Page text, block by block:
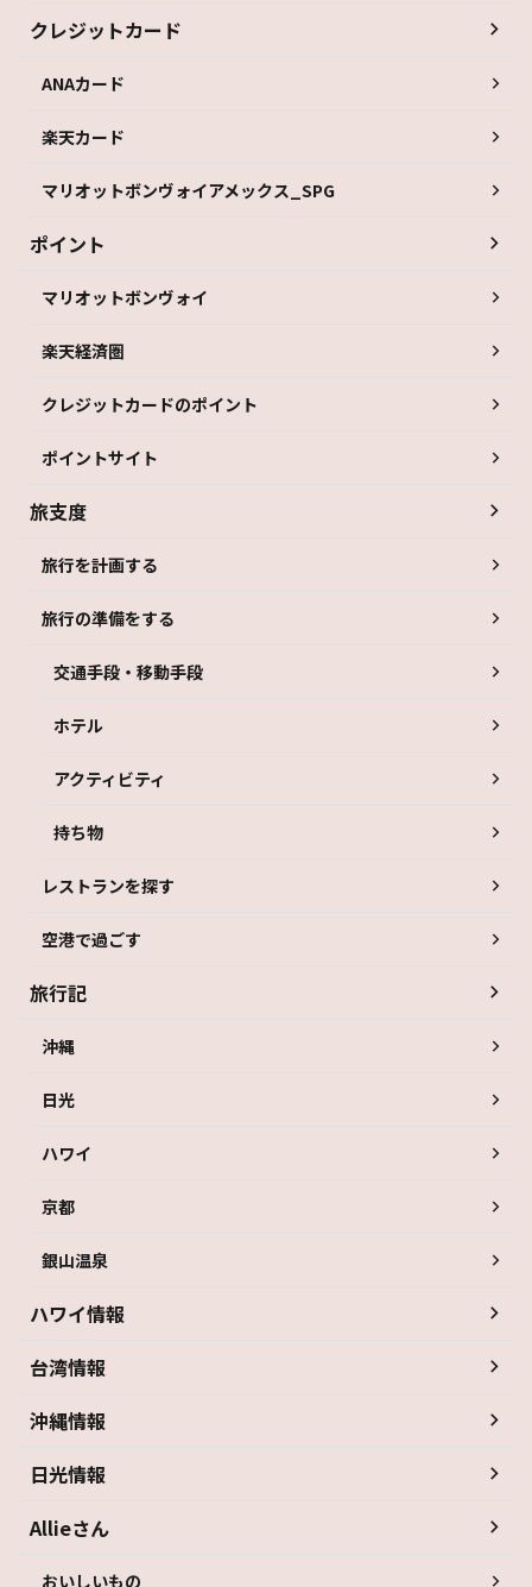
クレジットカード
ANAカード
楽天カード
マリオットボンヴォイアメックス_SPG
ポイント
マリオットボンヴォイ
楽天経済圏
クレジットカードのポイント
ポイントサイト
旅支度
旅行を計画する
旅行の準備をする
交通手段・移動手段
ホテル
アクティビティ
持ち物
レストランを探す
空港で過ごす
旅行記
沖縄
日光
ハワイ
京都
銀山温泉
ハワイ情報
台湾情報
沖縄情報
日光情報
Allieさん
おいしいもの